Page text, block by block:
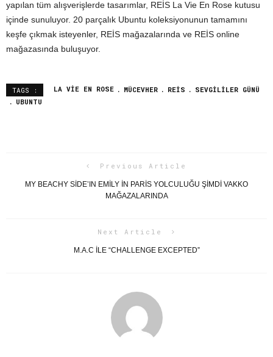
yapılan tüm alışverişlerde tasarımlar, REİS La Vie En Rose kutusu
içinde sunuluyor. 20 parçalık Ubuntu koleksiyonunun tamamını
keşfe çıkmak isteyenler, REİS mağazalarında ve REİS online
mağazasında buluşuyor.
TAGS : LA VIE EN ROSE MÜCEVHER REIS
SEVGILILER GÜNÜ
UBUNTU
Previous Article
MY BEACHY SIDE’IN EMILY IN PARIS YOLCULUĞU ŞIMDI VAKKO
MAĞAZALARINDA
Next Article
M.A.C ILE “CHALLENGE EXCEPTED”